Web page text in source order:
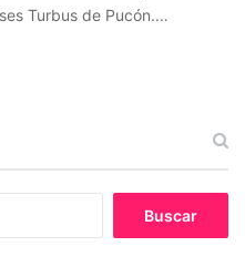
Turbus de Pucón.…